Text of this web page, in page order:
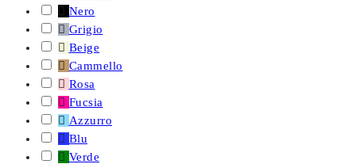
 Nero
 Grigio
 Beige
 Cammello
 Rosa
 Fucsia
 Azzurro
 Blu
 Verde